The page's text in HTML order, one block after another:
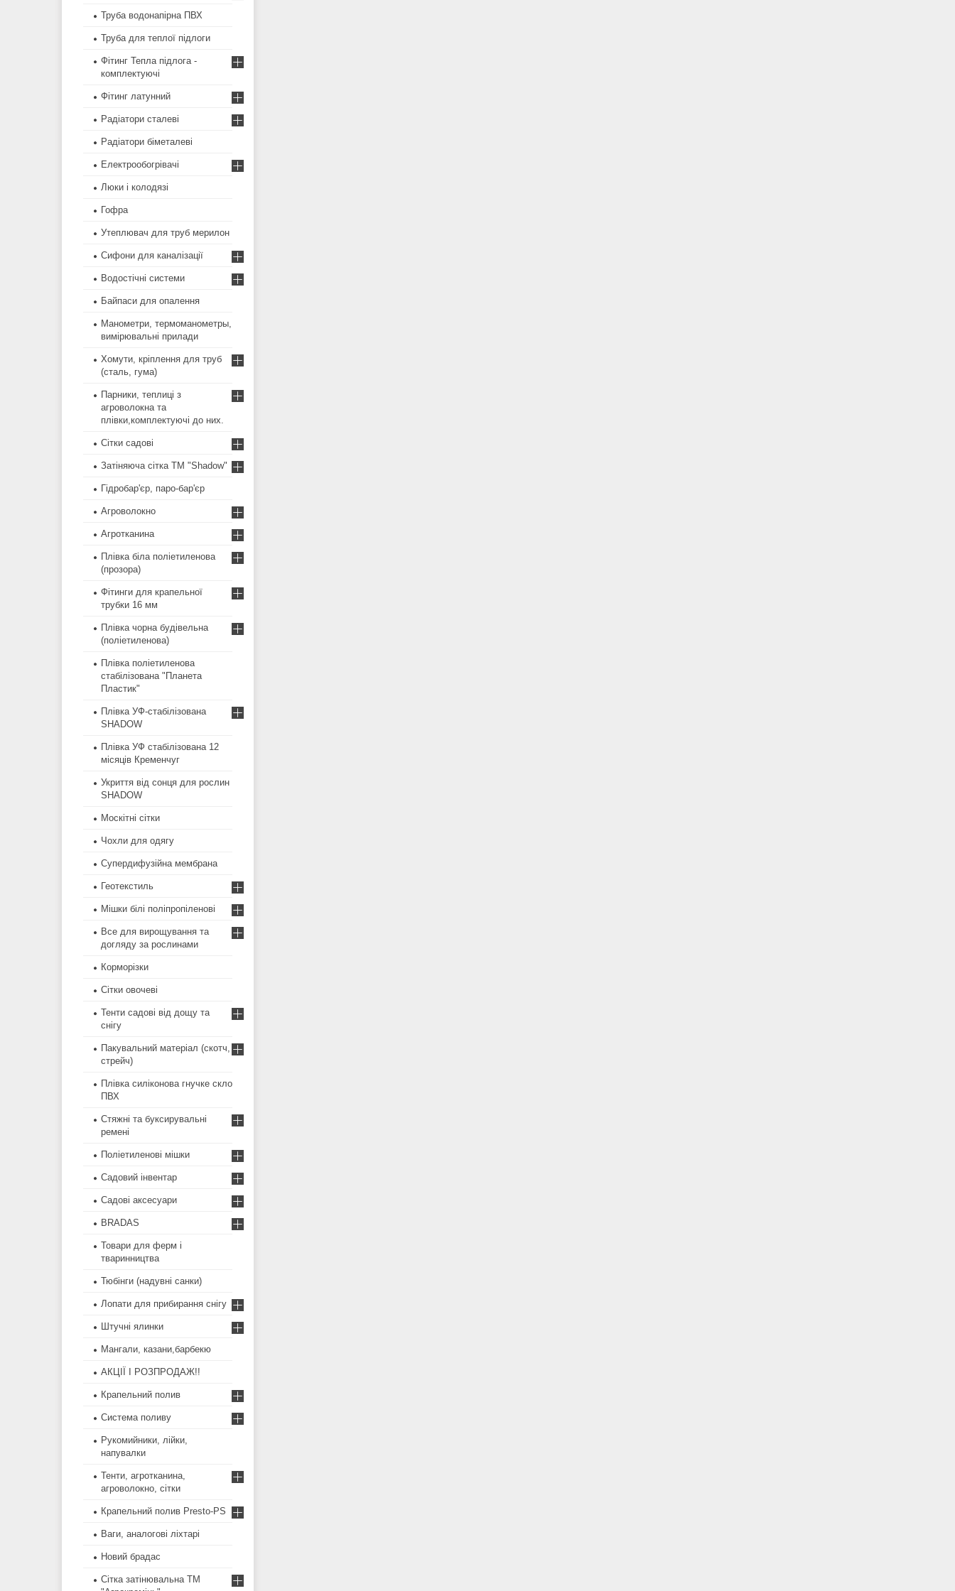
Труба водонапірна ПВХ
Труба для теплої підлоги
Фітинг Тепла підлога -
комплектуючі
Фітинг латунний
Радіатори сталеві
Радіатори біметалеві
Електрообогрівачі
Люки і колодязі
Гофра
Утеплювач для труб мерилон
Сифони для каналізації
Водостічні системи
Байпаси для опалення
Манометри, термоманометры,
вимірювальні прилади
Хомути, кріплення для труб
(сталь, гума)
Парники, теплиці з
агроволокна та
плівки,комплектуючі до них.
Сітки садові
Затіняюча сітка ТМ "Shadow"
Гідробар'єр, паро-бар'єр
Агроволокно
Агротканина
Плівка біла поліетиленова
(прозора)
Фітинги для крапельної
трубки 16 мм
Плівка чорна будівельна
(поліетиленова)
Плівка поліетиленова
стабілізована "Планета
Пластик"
Плівка УФ-стабілізована
SHADOW
Плівка УФ стабілізована 12
місяців Кременчуг
Укриття від сонця для рослин
SHADOW
Москітні сітки
Чохли для одягу
Супердифузійна мембрана
Геотекстиль
Мішки білі поліпропіленові
Все для вирощування та
догляду за рослинами
Корморізки
Сітки овочеві
Тенти садові від дощу та
снігу
Пакувальний матеріал (скотч,
стрейч)
Плівка силіконова гнучке скло
ПВХ
Стяжні та буксирувальні
ремені
Поліетиленові мішки
Садовий інвентар
Садові аксесуари
BRADAS
Товари для ферм і
тваринництва
Тюбінги (надувні санки)
Лопати для прибирання снігу
Штучні ялинки
Мангали, казани,барбекю
АКЦІЇ І РОЗПРОДАЖ!!
Крапельний полив
Система поливу
Рукомийники, лійки,
напувалки
Тенти, агротканина,
агроволокно, сітки
Крапельний полив Presto-PS
Ваги, аналогові ліхтарі
Новий брадас
Сітка затінювальна ТМ